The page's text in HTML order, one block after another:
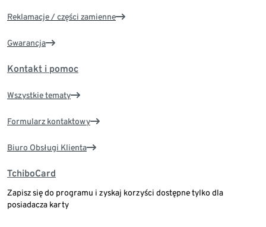
Reklamacje / części zamienne
Gwarancja
Kontakt i pomoc
Wszystkie tematy
Formularz kontaktowy
Biuro Obsługi Klienta
TchiboCard
Zapisz się do programu i zyskaj korzyści dostępne tylko dla
posiadacza karty